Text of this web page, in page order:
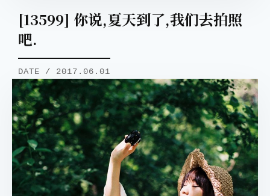
[13599] 你说,夏天到了,我们去拍照
吧.
DATE / 2017.06.01